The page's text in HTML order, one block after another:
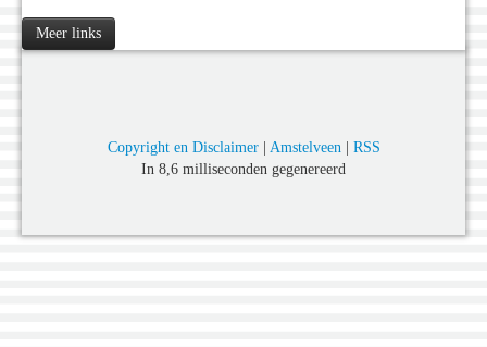
Meer links
Copyright en Disclaimer| Amstelveen| RSS
In 8,6 milliseconden gegenereerd